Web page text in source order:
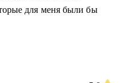
для меня были бы